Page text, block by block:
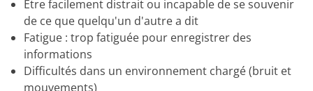
Être facilement distrait ou incapable de se souvenir
de ce que quelqu'un d'autre a dit
Fatigue : trop fatiguée pour enregistrer des
informations
Difficultés dans un environnement chargé (bruit et
mouvements)